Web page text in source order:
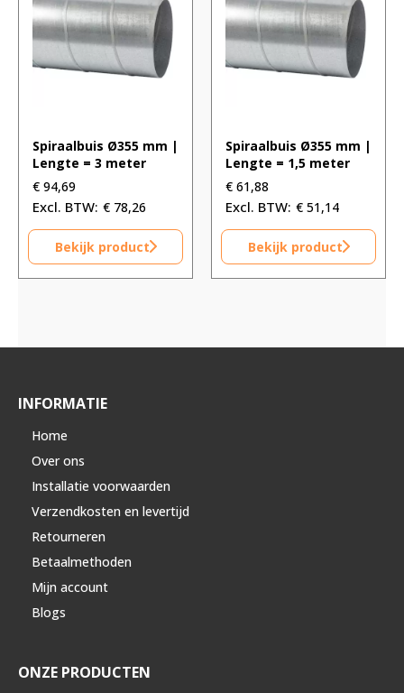
Spiraalbuis Ø355 mm |
Lengte = 3 meter
€ 94,69
€ 78,26
Bekijk product
Spiraalbuis Ø355 mm |
Lengte = 1,5 meter
€ 61,88
€ 51,14
Bekijk product
INFORMATIE
Home
Over ons
Installatie voorwaarden
Verzendkosten en levertijd
Retourneren
Betaalmethoden
Mijn account
Blogs
ONZE PRODUCTEN